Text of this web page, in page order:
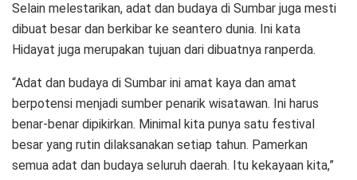
Selain melestarikan, adat dan budaya di Sumbar juga mesti
dibuat besar dan berkibar ke seantero dunia. Ini kata
Hidayat juga merupakan tujuan dari dibuatnya ranperda.
“Adat dan budaya di Sumbar ini amat kaya dan amat
berpotensi menjadi sumber penarik wisatawan. Ini harus
benar-benar dipikirkan. Minimal kita punya satu festival
besar yang rutin dilaksanakan setiap tahun. Pamerkan
semua adat dan budaya seluruh daerah. Itu kekayaan kita,”